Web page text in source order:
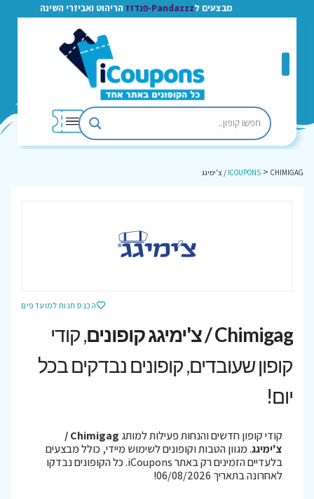
מבצעים ל Pandazzz-פנדזז הריהוט ואביזרי השינה
ICOUPONS > CHIMIGAG / צ'ימיגג
הכנס חנות למועדפים
Chimigag / צ'ימיגג קופונים
, קודי
קופון שעובדים, קופונים נבדקים בכל
יום!
קודי קופון חדשים והנחות פעילות למותג
Chimigag /
צ'ימיגג. מגוון הטבות וקופונים לשימוש מיידי, כולל מבצעים
בלעדיים הזמינים רק באתר iCoupons. כל הקופונים נבדקו
לאחרונה בתאריך 06/08/2026!